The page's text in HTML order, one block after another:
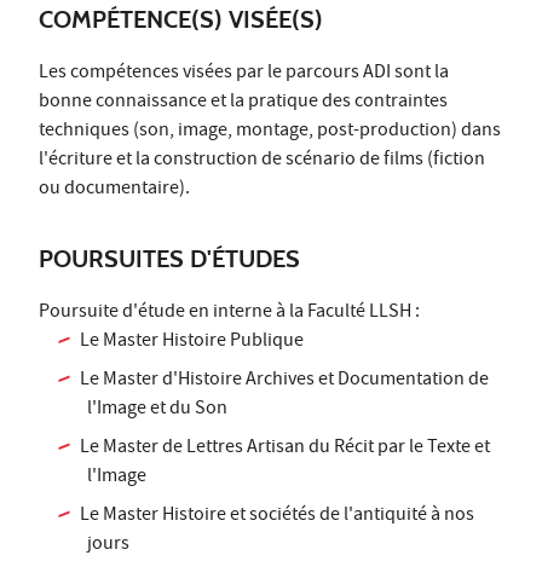
COMPÉTENCE(S) VISÉE(S)
Les compétences visées par le parcours ADI sont la
bonne connaissance et la pratique des contraintes
techniques (son, image, montage, post-production) dans
l'écriture et la construction de scénario de films (fiction
ou documentaire).
POURSUITES D'ÉTUDES
Poursuite d'étude en interne à la Faculté LLSH :
Le Master Histoire Publique
Le Master d'Histoire Archives et Documentation de
l'Image et du Son
Le Master de Lettres Artisan du Récit par le Texte et
l'Image
Le Master Histoire et sociétés de l'antiquité à nos
jours